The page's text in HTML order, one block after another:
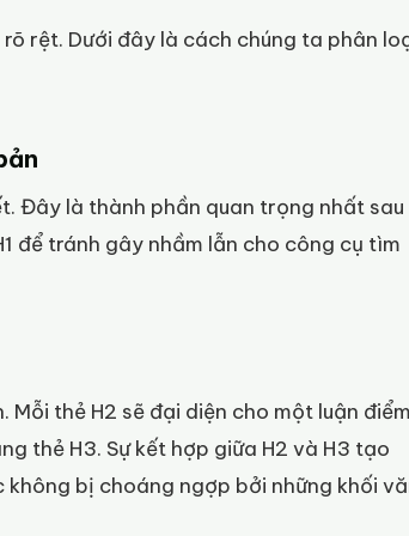
rệt. Dưới đây là cách chúng ta phân
Đây là thành phần quan trọng nhất sau
để tránh gây nhầm lẫn cho công cụ tìm
Mỗi thẻ H2 sẽ đại diện cho một luận điểm
thẻ H3. Sự kết hợp giữa H2 và H3 tạo
bị choáng ngợp bởi những khối